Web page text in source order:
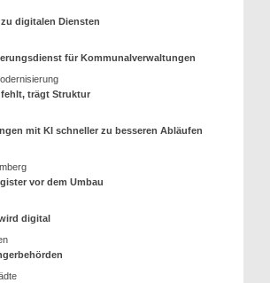
digitalen Diensten
für Kommunalverwaltungen
fehlt, trägt Struktur
mit KI schneller zu besseren Abläufen
vor dem Umbau
digital